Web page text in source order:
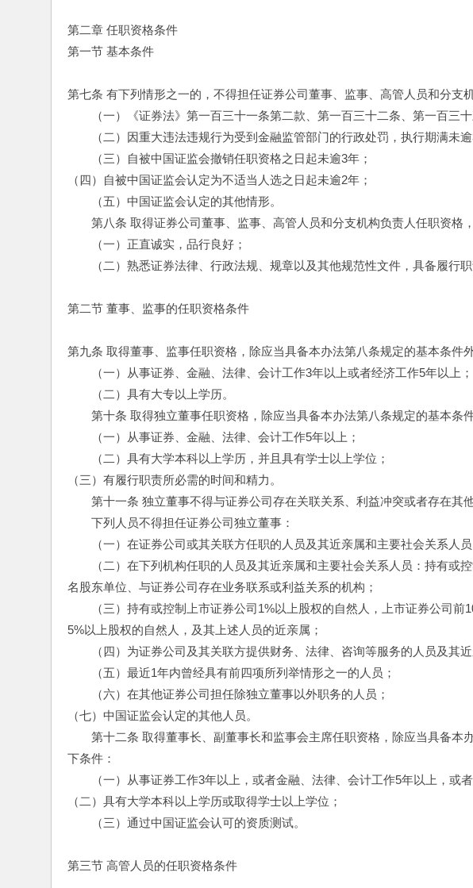
第二章 任职资格条件
第一节 基本条件
第七条 有下列情形之一的，不得担任证券公司董事、监事、高管人员和分支
（一）《证券法》第一百三十一条第二款、第一百三十二条、第一百三十
（二）因重大违法违规行为受到金融监管部门的行政处罚，执行期满未逾
（三）自被中国证监会撤销任职资格之日起未逾3年；
（四）自被中国证监会认定为不适当人选之日起未逾2年；
（五）中国证监会认定的其他情形。
第八条 取得证券公司董事、监事、高管人员和分支机构负责人任职资格，
（一）正直诚实，品行良好；
（二）熟悉证券法律、行政法规、规章以及其他规范性文件，具备履行职
第二节 董事、监事的任职资格条件
第九条 取得董事、监事任职资格，除应当具备本办法第八条规定的基本条件
（一）从事证券、金融、法律、会计工作3年以上或者经济工作5年以上；
（二）具有大专以上学历。
第十条 取得独立董事任职资格，除应当具备本办法第八条规定的基本条件
（一）从事证券、金融、法律、会计工作5年以上；
（二）具有大学本科以上学历，并且具有学士以上学位；
（三）有履行职责所必需的时间和精力。
第十一条 独立董事不得与证券公司存在关联关系、利益冲突或者存在其他
下列人员不得担任证券公司独立董事：
（一）在证券公司或其关联方任职的人员及其近亲属和主要社会关系人员
（二）在下列机构任职的人员及其近亲属和主要社会关系人员：持有或
名股东单位、与证券公司存在业务联系或利益关系的机构；
（三）持有或控制上市证券公司1%以上股权的自然人，上市证券公司前
5%以上股权的自然人，及其上述人员的近亲属；
（四）为证券公司及其关联方提供财务、法律、咨询等服务的人员及其近
（五）最近1年内曾经具有前四项所列举情形之一的人员；
（六）在其他证券公司担任除独立董事以外职务的人员；
（七）中国证监会认定的其他人员。
第十二条 取得董事长、副董事长和监事会主席任职资格，除应当具备本
下条件：
（一）从事证券工作3年以上，或者金融、法律、会计工作5年以上，或者
（二）具有大学本科以上学历或取得学士以上学位；
（三）通过中国证监会认可的资质测试。
第三节 高管人员的任职资格条件